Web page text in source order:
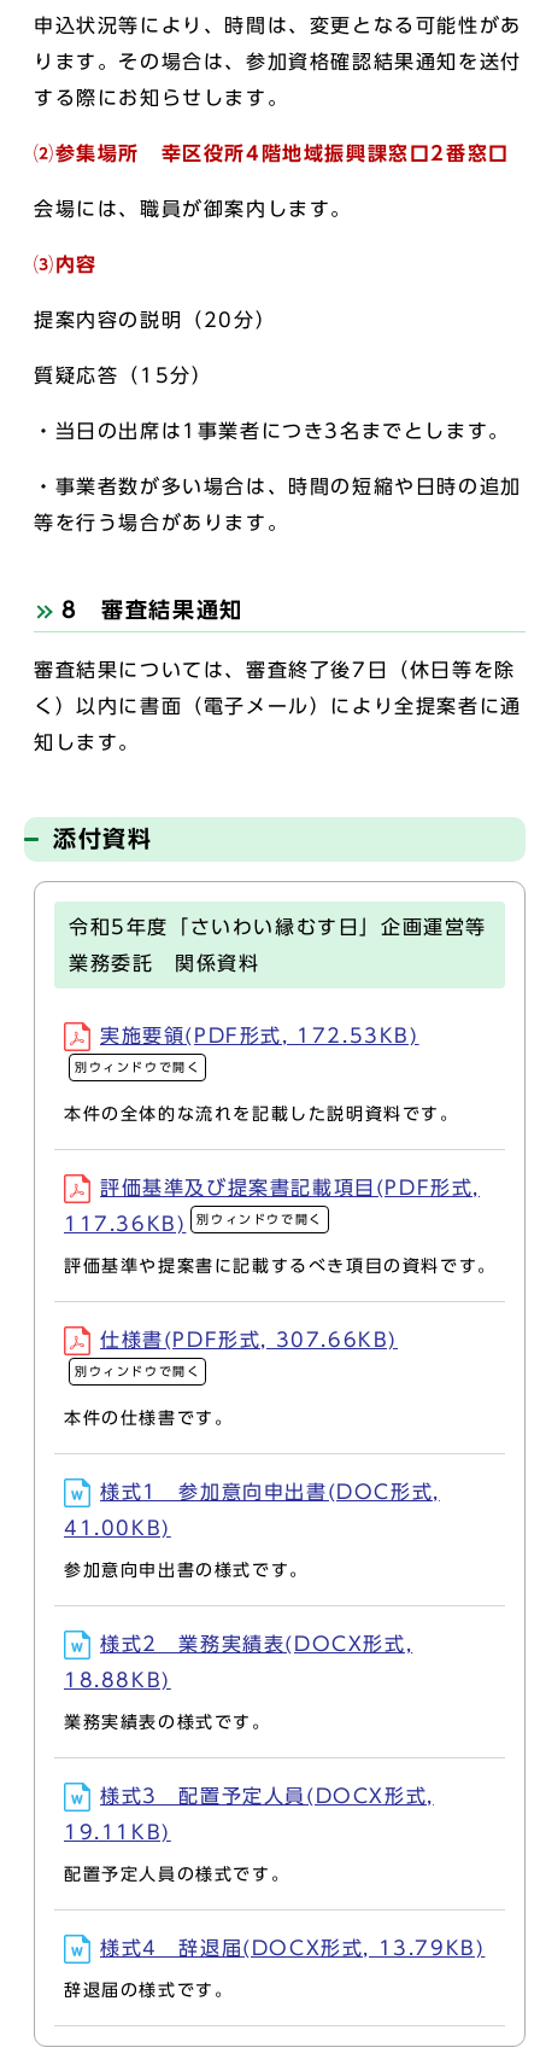
申込状況等により、時間は、変更となる可能性があ
ります。その場合は、参加資格確認結果通知を送付
する際にお知らせします。
⑵参集場所 幸区役所4階地域振興課窓口2番窓口
会場には、職員が御案内します。
⑶内容
提案内容の説明（20分）
質疑応答（15分）
・当日の出席は1事業者につき3名までとします。
・事業者数が多い場合は、時間の短縮や日時の追加
等を行う場合があります。
8 審査結果通知
審査結果については、審査終了後7日（休日等を除
く）以内に書面（電子メール）により全提案者に通
知します。
添付資料
令和5年度「さいわい縁むす日」企画運営等
業務委託 関係資料
実施要領(PDF形式, 172.53KB)
別ウィンドウで開く
本件の全体的な流れを記載した説明資料です。
評価基準及び提案書記載項目(PDF形式,
117.36KB)
別ウィンドウで開く
評価基準や提案書に記載するべき項目の資料です。
仕様書(PDF形式, 307.66KB)
別ウィンドウで開く
本件の仕様書です。
様式1 参加意向申出書(DOC形式,
41.00KB)
参加意向申出書の様式です。
様式2 業務実績表(DOCX形式,
18.88KB)
業務実績表の様式です。
様式3 配置予定人員(DOCX形式,
19.11KB)
配置予定人員の様式です。
様式4 辞退届(DOCX形式, 13.79KB)
辞退届の様式です。